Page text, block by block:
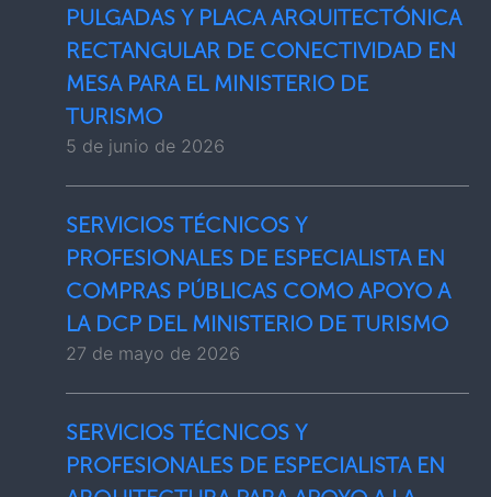
PULGADAS Y PLACA ARQUITECTÓNICA
RECTANGULAR DE CONECTIVIDAD EN
MESA PARA EL MINISTERIO DE
TURISMO
5 de junio de 2026
SERVICIOS TÉCNICOS Y
PROFESIONALES DE ESPECIALISTA EN
COMPRAS PÚBLICAS COMO APOYO A
LA DCP DEL MINISTERIO DE TURISMO
27 de mayo de 2026
SERVICIOS TÉCNICOS Y
PROFESIONALES DE ESPECIALISTA EN